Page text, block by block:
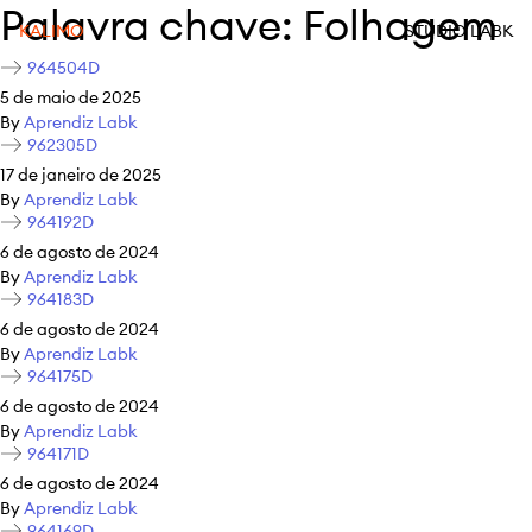
KALIMO STUDIO LABK
Palavra chave: Folhagem
964504D
5 de maio de 2025
ByAprendiz Labk
962305D
17 de janeiro de 2025
ByAprendiz Labk
964192D
6 de agosto de 2024
ByAprendiz Labk
964183D
6 de agosto de 2024
ByAprendiz Labk
964175D
6 de agosto de 2024
ByAprendiz Labk
964171D
6 de agosto de 2024
ByAprendiz Labk